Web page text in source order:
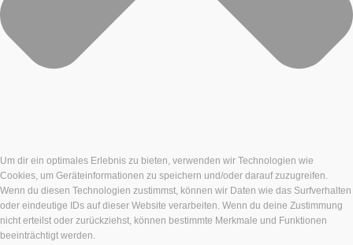
Um dir ein optimales Erlebnis zu bieten, verwenden wir Technologien wie
Cookies, um Geräteinformationen zu speichern und/oder darauf zuzugreifen.
Wenn du diesen Technologien zustimmst, können wir Daten wie das Surfverhalten
oder eindeutige IDs auf dieser Website verarbeiten. Wenn du deine Zustimmung
nicht erteilst oder zurückziehst, können bestimmte Merkmale und Funktionen
beeinträchtigt werden.